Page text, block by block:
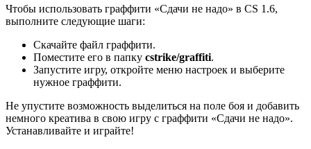
Чтобы использовать граффити «Сдачи не надо» в CS 1.6,
выполните следующие шаги:
Скачайте файл граффити.
Поместите его в папку cstrike/graffiti.
Запустите игру, откройте меню настроек и выберите
нужное граффити.
Не упустите возможность выделиться на поле боя и добавить
немного креатива в свою игру с граффити «Сдачи не надо».
Устанавливайте и играйте!